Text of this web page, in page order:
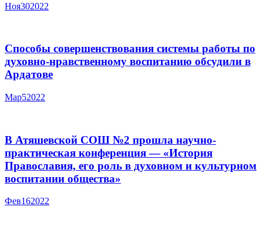
Ноя302022
Способы совершенствования системы работы по
духовно-нравственному воспитанию обсудили в
Ардатове
Мар52022
В Атяшевской СОШ №2 прошла научно-
практическая конференция — «История
Православия, его роль в духовном и культурном
воспитании общества»
Фев162022